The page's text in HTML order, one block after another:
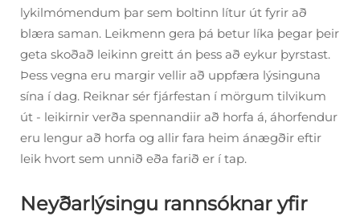
lykilmómendum þar sem boltinn lítur út fyrir að
blæra saman. Leikmenn gera þá betur líka þegar þeir
geta skoðað leikinn greitt án þess að eykur þyrstast.
Þess vegna eru margir vellir að uppfæra lýsinguna
sína í dag. Reiknar sér fjárfestan í mörgum tilvikum
út - leikirnir verða spennandiir að horfa á, áhorfendur
eru lengur að horfa og allir fara heim ánægðir eftir
leik hvort sem unnið eða farið er í tap.
Neyðarlýsingu rannsóknar yfir